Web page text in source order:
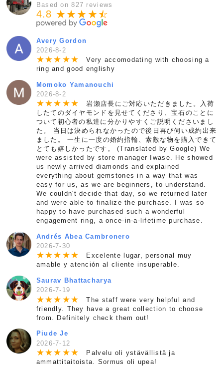
Based on 827 reviews
4.8 ★★★★★
☆
Avery Gordon
2026-8-2
★★★ ★★
Very accomodating with choosing a
ring and good englishy
Momoko Yamanouchi
2026-8-2
★★★ ★★
岩瀬店長にご対応いただきました。入荷
したてのダイヤモンドを見せてくださり、宝石のことに
ついて初心者の私達に分かりやすくご説明くださいまし
た。 当日は決められなかったので後日再び伺い成約出来
ました。 一生に一度の婚約指輪、素敵な物を購入できて
とても嬉しかったです。 (Translated by Google) We
were assisted by store manager Iwase. He showed
us newly arrived diamonds and explained
everything about gemstones in a way that was
easy for us, as we are beginners, to understand.
We couldn't decide that day, so we returned later
and were able to finalize the purchase. I was so
happy to have purchased such a wonderful
engagement ring, a once-in-a-lifetime purchase.
Andrés Abea Cambronero
2026-7-30
★★★ ★★
Excelente lugar, personal muy
amable y atención al cliente insuperable.
Saurav Bhattacharya
2026-7-19
★★★ ★★
The staff were very helpful and
friendly. They have a great collection to choose
from. Definitely check them out!
Piude Je
2026-7-12
★★★ ★★
Palvelu oli ystävällistä ja
ammattitaitoista. Sormus oli upea!